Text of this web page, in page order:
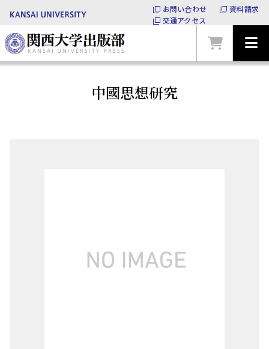
お問い合わせ
資料請求
交通アクセス
中國思想研究